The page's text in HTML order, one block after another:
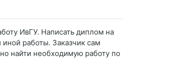
ИвГУ. Написать диплом на
работы. Заказчик сам
найти необходимую работу по